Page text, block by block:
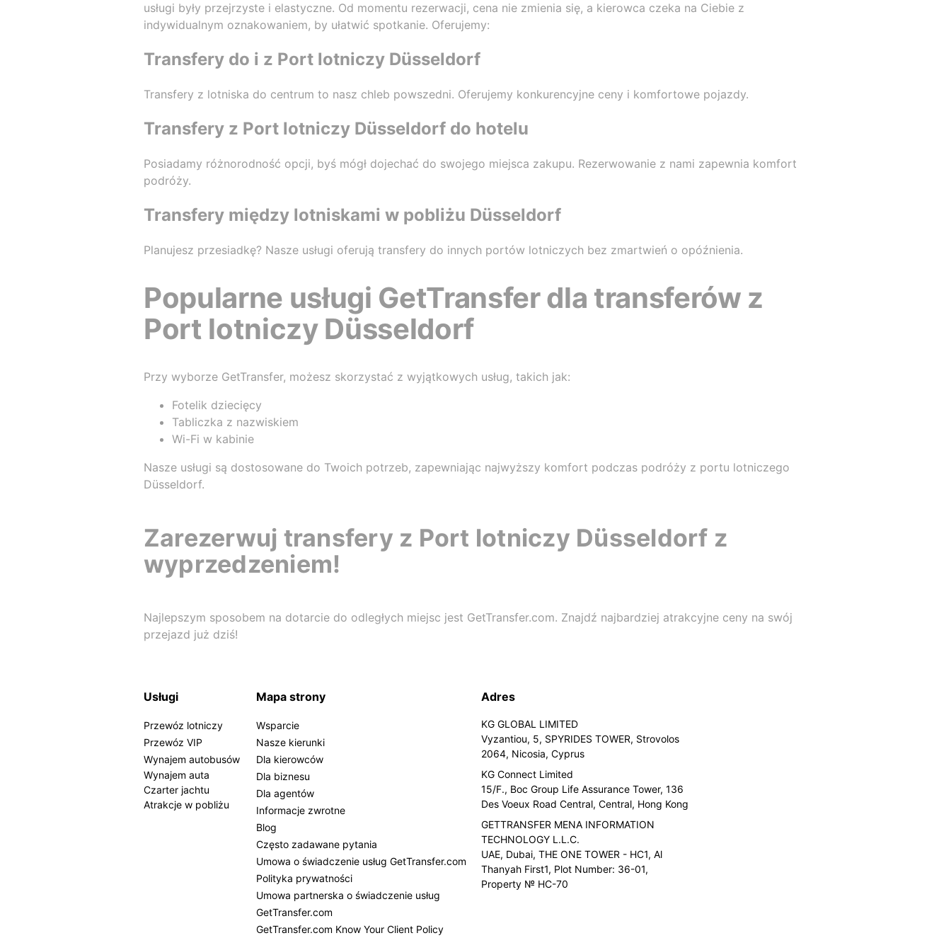
usługi były przejrzyste i elastyczne. Od momentu rezerwacji, cena nie zmienia się, a kierowca czeka na Ciebie z
indywidualnym oznakowaniem, by ułatwić spotkanie. Oferujemy:
Transfery do i z Port lotniczy Düsseldorf
Transfery z lotniska do centrum to nasz chleb powszedni. Oferujemy konkurencyjne ceny i komfortowe pojazdy.
Transfery z Port lotniczy Düsseldorf do hotelu
Posiadamy różnorodność opcji, byś mógł dojechać do swojego miejsca zakupu. Rezerwowanie z nami zapewnia komfort
podróży.
Transfery między lotniskami w pobliżu Düsseldorf
Planujesz przesiadkę? Nasze usługi oferują transfery do innych portów lotniczych bez zmartwień o opóźnienia.
Popularne usługi GetTransfer dla transferów z
Port lotniczy Düsseldorf
Przy wyborze GetTransfer, możesz skorzystać z wyjątkowych usług, takich jak:
Fotelik dziecięcy
Tabliczka z nazwiskiem
Wi-Fi w kabinie
Nasze usługi są dostosowane do Twoich potrzeb, zapewniając najwyższy komfort podczas podróży z portu lotniczego
Düsseldorf.
Zarezerwuj transfery z Port lotniczy Düsseldorf z
wyprzedzeniem!
Najlepszym sposobem na dotarcie do odległych miejsc jest GetTransfer.com. Znajdź najbardziej atrakcyjne ceny na swój
przejazd już dziś!
Usługi
Przewóz lotniczy
Przewóz VIP
Wynajem autobusów
Wynajem auta
Czarter jachtu
Atrakcje w pobliżu
Mapa strony
Wsparcie
Nasze kierunki
Dla kierowców
Dla biznesu
Dla agentów
Informacje zwrotne
Blog
Często zadawane pytania
Umowa o świadczenie usług GetTransfer.com
Polityka prywatności
Umowa partnerska o świadczenie usług
GetTransfer.com
GetTransfer.com Know Your Client Policy
Adres
KG GLOBAL LIMITED
Vyzantiou, 5, SPYRIDES TOWER, Strovolos
2064, Nicosia, Cyprus
KG Connect Limited
15/F., Boc Group Life Assurance Tower, 136
Des Voeux Road Central, Central, Hong Kong
GETTRANSFER MENA INFORMATION
TECHNOLOGY L.L.C.
UAE, Dubai, THE ONE TOWER - HC1, Al
Thanyah First1, Plot Number: 36-01,
Property № HC-70